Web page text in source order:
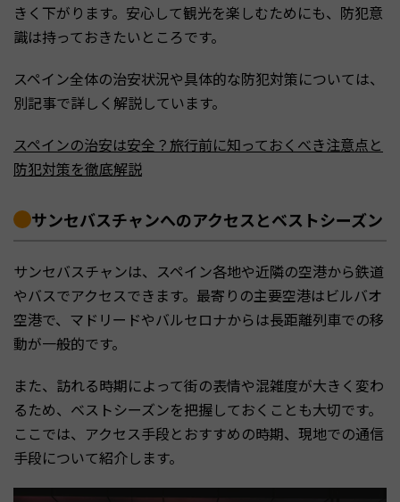
きく下がります。安心して観光を楽しむためにも、防犯意
識は持っておきたいところです。
スペイン全体の治安状況や具体的な防犯対策については、
別記事で詳しく解説しています。
スペインの治安は安全？旅行前に知っておくべき注意点と
防犯対策を徹底解説
サンセバスチャンへのアクセスとベストシーズン
サンセバスチャンは、スペイン各地や近隣の空港から鉄道
やバスでアクセスできます。最寄りの主要空港はビルバオ
空港で、マドリードやバルセロナからは長距離列車での移
動が一般的です。
また、訪れる時期によって街の表情や混雑度が大きく変わ
るため、ベストシーズンを把握しておくことも大切です。
ここでは、アクセス手段とおすすめの時期、現地での通信
手段について紹介します。